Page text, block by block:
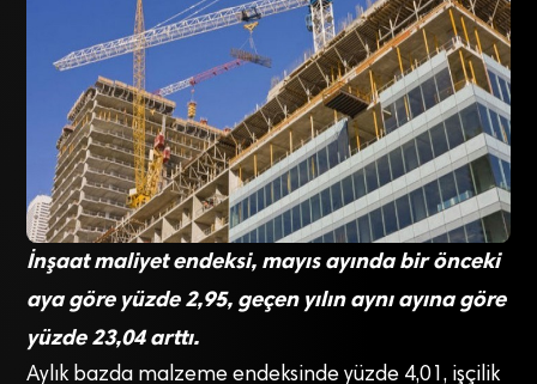
İnşaat maliyet endeksi, mayıs ayında bir önceki
aya göre yüzde 2,95, geçen yılın aynı ayına göre
yüzde 23,04 arttı.
Aylık bazda malzeme endeksinde yüzde 4,01, işçilik